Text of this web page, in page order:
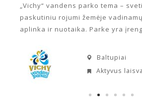
„Vichy“ vandens parko tema –
paskutiniu rojumi žemėje
aplinka ir nuotaika. Parke yra
Baltupiai
Aktyvus